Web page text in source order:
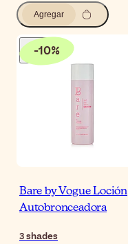
Agregar
-10%
Bare by Vogue Loción
Autobronceadora
3shades